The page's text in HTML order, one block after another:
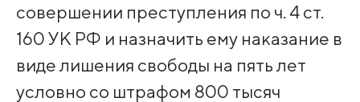
совершении преступления по ч. 4 ст.
160 УК РФ и назначить ему наказание в
виде лишения свободы на пять лет
условно со штрафом 800 тысяч